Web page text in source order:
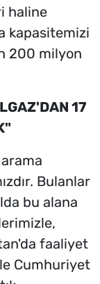
haline
kapasitemizi
200 milyon
17
Bulanlar
bu alana
faaliyet
Cumhuriyet